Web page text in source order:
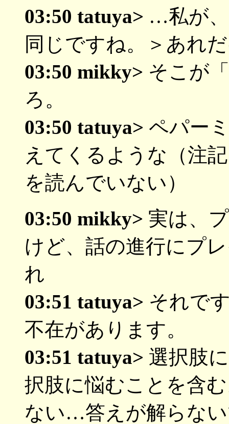
03:50 tatuya> …私が
同じですね。＞あれ
03:50 mikky> そこが
ろ。
03:50 tatuya> ペパー
えてくるような（注
を読んでいない）
03:50 mikky> 実は、
けど、話の進行にプ
れ
03:51 tatuya> それで
不在があります。
03:51 tatuya> 選択肢
択肢に悩むことを含
ない…答えが解らな